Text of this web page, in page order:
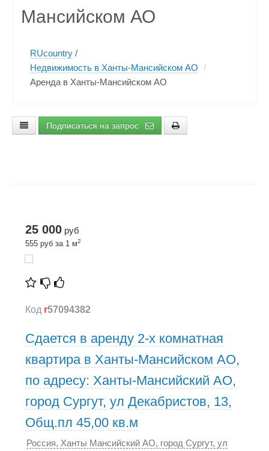
Мансийском АО
RUcountry /
Недвижимость в Ханты-Мансийском АО /
Аренда в Ханты-Мансийском АО
Подписаться на запрос
25 000 руб
555 руб за 1 м2
Код r57094382
Сдается в аренду 2-х комнатная
квартира в Ханты-Мансийском АО,
по адресу: Ханты-Мансийский АО,
город Сургут, ул Декабристов, 13,
Общ.пл 45,00 кв.м
Россия, Ханты Мансийский АО, город Сургут, ул